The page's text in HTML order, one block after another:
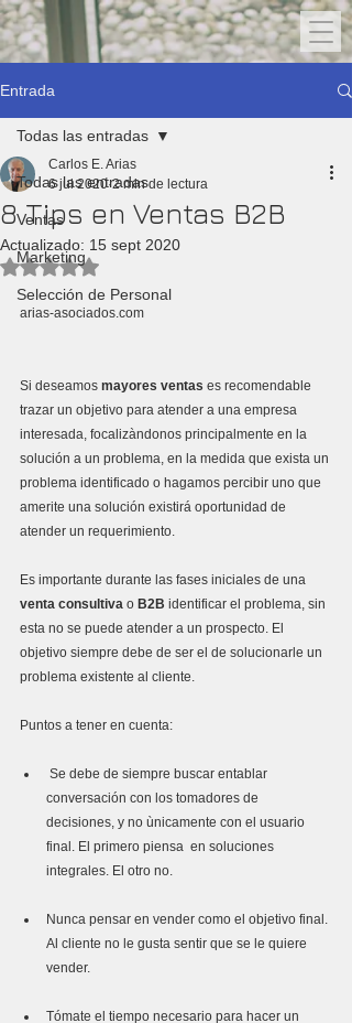
Entrada
Todas las entradas
Ventas
Marketing
Selección de Personal
Todas las entradas
8 Tips en Ventas B2B
Carlos E. Arias
6 jul 2020 2 min de lectura
Actualizado: 15 sept 2020
Obtuvo NaN de 5 estrellas.
arias-asociados.com
Si deseamos mayores ventas es recomendable
trazar un objetivo para atender a una empresa
interesada, focalizàndonos principalmente en la
solución a un problema, en la medida que exista un
problema identificado o hagamos percibir uno que
amerite una solución existirá oportunidad de
atender un requerimiento.
Es importante durante las fases iniciales de una
venta consultiva o B2B identificar el problema, sin
esta no se puede atender a un prospecto. El
objetivo siempre debe de ser el de solucionarle un
problema existente al cliente.
Puntos a tener en cuenta:
conversación con los tomadores de
decisiones, y no ùnicamente con el usuario
final. El primero piensa  en soluciones
integrales. El otro no.
Nunca pensar en vender como el objetivo final.
Al cliente no le gusta sentir que se le quiere
vender.
Tómate el tiempo necesario para hacer un